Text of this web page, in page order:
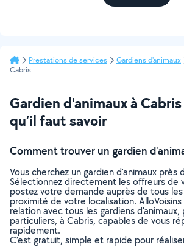
Prestations de services Gardiens d'animaux
Cabris
Gardien d'animaux à
qu’il faut savoir
Comment trouver un gardien
Vous cherchez un gardien d'animaux près
Sélectionnez directement les offreurs de
postez votre demande auprès de tous
proximité de votre localisation.
relation avec tous les gardiens
particuliers, à Cabris, capables de vous
rapidement.
C’est gratuit, simple et rapide pour